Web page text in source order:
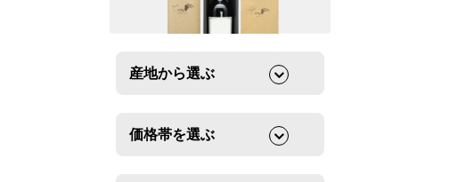
産地から選ぶ
価格帯を選ぶ